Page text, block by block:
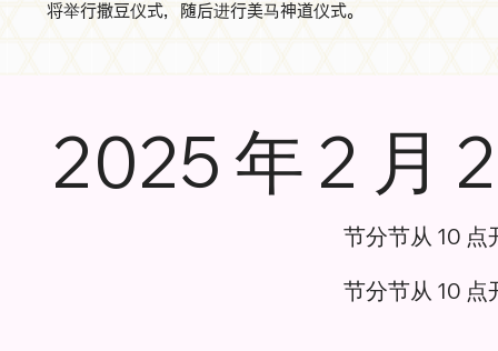
将举行撒豆仪式，随后进行美马神道仪式。
2025 年 2 月
节分节从 10 点
节分节从 10 点